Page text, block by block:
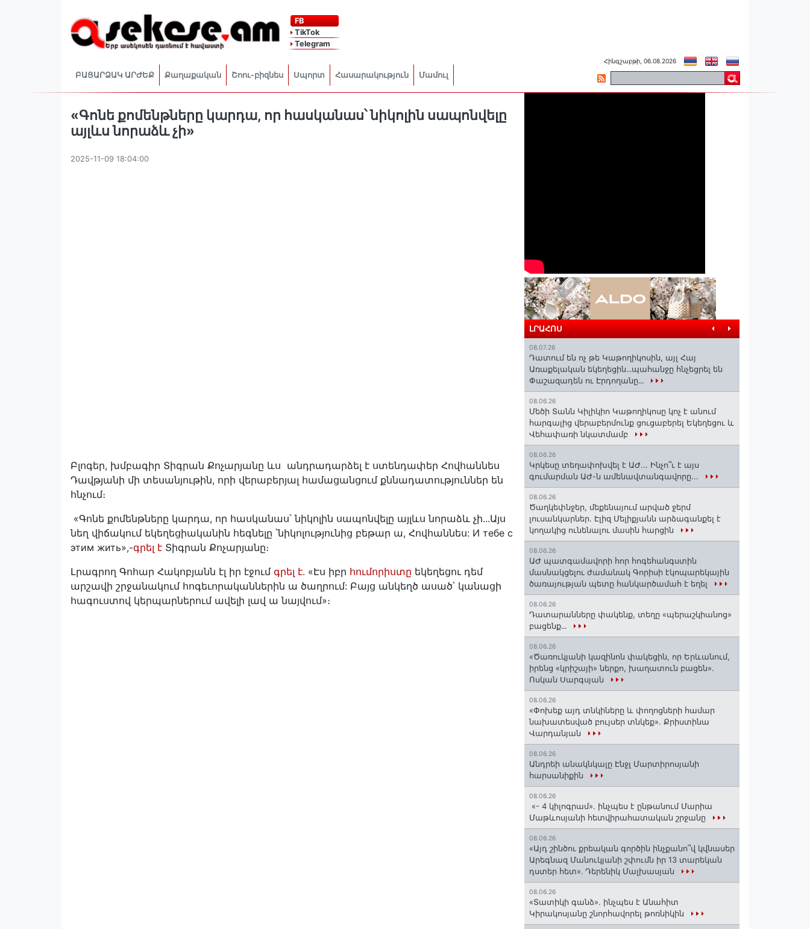
FB
TikTok
Telegram
ԲԱՑԱՐՁԱԿ ԱՐԺԵՔ Քաղաքական Շոու-բիզնես Սպորտ Հասարակություն Մամուլ
Հինգշաբթի, 06.08.2026
«Գոնե քոմենթները կարդա, որ հասկանաս՝ նիկոլին սապոնվելը
այլևս նորաձև չի»
2025-11-09 18:04:00
Բլոգեր, խմբագիր Տիգրան Քոչարյանը ևս անդրադարձել է ստենդափեր Հովհաննես
Դավթյանի մի տեսանյութին, որի վերաբերյալ համացանցում քննադատություններ են
հնչում։
«Գոնե քոմենթները կարդա, որ հասկանաս՝ նիկոլին սապոնվելը այլևս նորաձև չի․․․Այս
նեղ վիճակում եկեղեցիականին հեգնելը ՝նիկոլությունից բեթար ա, Հովհաննես: И тебе с
этим жить»,-գրել է Տիգրան Քոչարյանը։
Լրագրող Գոհար Հակոբյանն էլ իր էջումգրել է․ «Էս իբր հումորիստը եկեղեցու դեմ
արշավի շրջանակում հոգեւորականներին ա ծաղրում: Բայց անկեղծ ասած՝ կանացի
հագուստով կերպարներում ավելի լավ ա նայվում»։
ԼՐԱՀՈՍ
08.07.26
Դատում են ոչ թե Կաթողիկոսին, այլ Հայ
Առաքելական եկեղեցին․․․պահանջը հնչեցրել են
Փաշազադեն ու Էրդողանը․․․
08.06.26
Մեծի Տանն Կիլիկիո Կաթողիկոսը կոչ է անում
հարգալից վերաբերմունք ցուցաբերել Եկեղեցու և
Վեհափառի նկատմամբ
08.06.26
Կրկեսը տեղափոխվել է ԱԺ... Ինչո՞ւ է այս
գումարման ԱԺ-ն ամենավտանգավորը...
08.06.26
Ծաղկեփնջեր, մեքենայում արված ջերմ
լուսանկարներ. Էլիզ Մելիքյանն արձագանքել է
կողակից ունենալու մասին հարցին
08.06.26
ԱԺ պատգամավորի հոր հոգեհանգստին
մասնակցելու ժամանակ Գորիսի էկոպարեկային
ծառայության պետը հանկարծամահ է եղել
08.06.26
Դատարանները փակենք, տեղը «պերաշկիանոց»
բացենք․․․
08.06.26
«Ծառուկյանի կազինոն փակեցին, որ Երևանում,
իրենց «կրիշայի» ներքո, խաղատուն բացեն»․
Ոսկան Սարգսյան
08.06.26
«Փոխեք այդ տնկիները և փողոցների համար
նախատեսված բույսեր տնկեք». Քրիստինա
Վարդանյան
08.06.26
Անդրեի անակնկալը Էնջլ Մարտիրոսյանի
հարսանիքին
08.06.26
«- 4 կիլոգրամ». ինչպես է ընթանում Մարիա
Մաթևոսյանի հետվիրահատական շրջանը
08.06.26
«Այդ շինծու քրեական գործին ինչքանո՞վ կվնասեր
Արեգնազ Մանուկյանի շփումն իր 13 տարեկան
դստեր հետ»․ Դերենիկ Մալխասյան
08.06.26
«Տատիկի գանձ». ինչպես է Անահիտ
Կիրակոսյանը շնորհավորել թոռնիկին